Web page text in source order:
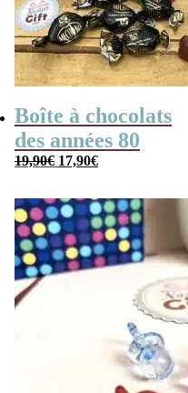
Boîte à chocolats
des années 80
19,90€ Le
prix
19,90€.
17,90€Le
prix
17,90€.